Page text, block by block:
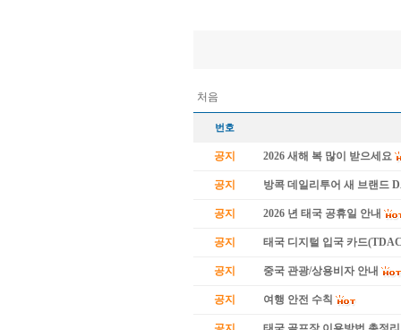
처음
번호
공지 2026 새해 복 많이 받으세요
공지 방콕 데일리투어 새 브랜드
공지 2026 년 태국 공휴일 안내
공지 태국 디지털 입국 카드
공지 중국 관광/상용비자 안내
공지 여행 안전 수칙